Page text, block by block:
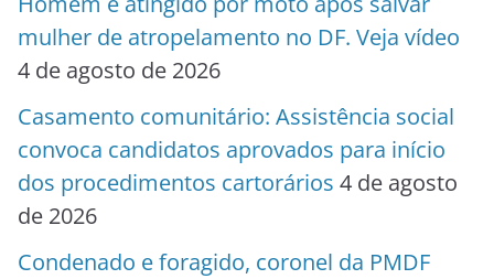
mulher de atropelamento no DF. Veja vídeo
4 de agosto de 2026
Casamento comunitário: Assistência social
convoca candidatos aprovados para início
dos procedimentos cartorários 4 de agosto
de 2026
Condenado e foragido, coronel da PMDF